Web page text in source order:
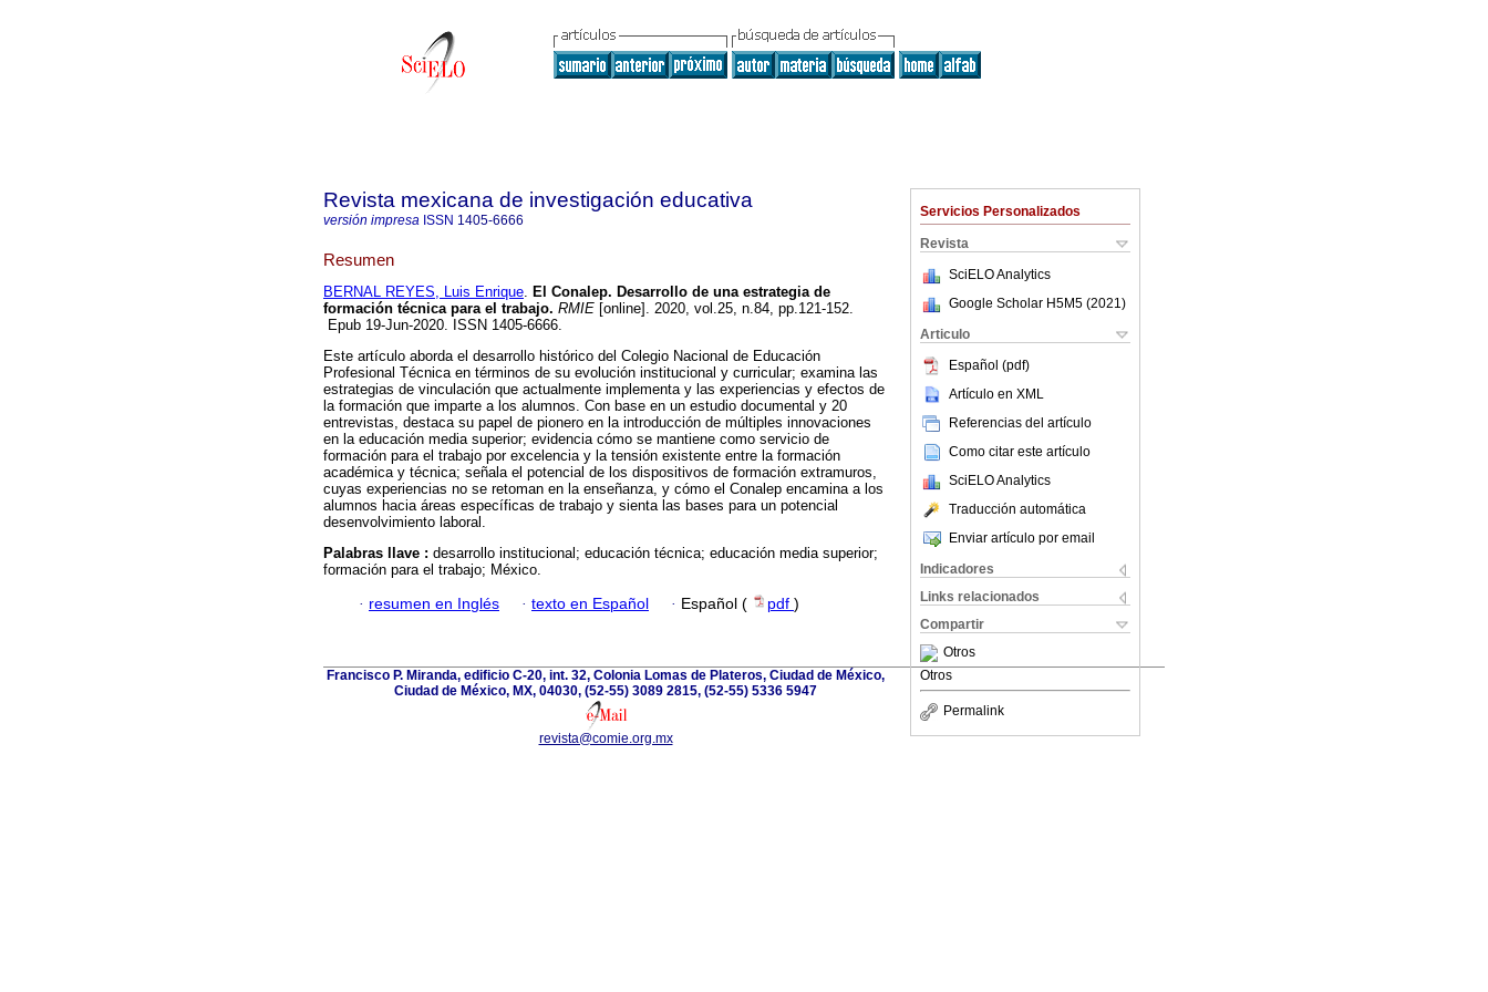
Servicios Personalizados
Revista
SciELO Analytics
Google Scholar H5M5 (2021 )
Articulo
Español (pdf)
Artículo en XML
Referencias del artículo
Como citar este artículo
SciELO Analytics
Traducción automática
Enviar artículo por email
Indicadores
Links relacionados
Compartir
Otros
Otros
Permalink
Revista mexicana de investigación educativa
versión impresa ISSN 1405-6666
Resumen
BERNAL REYES, Luis Enrique. El Conalep. Desarrollo de una estrategia de
formación técnica para el trabajo. RMIE [online]. 2020, vol.25, n.84, pp.121-152.
Epub 19-Jun-2020. ISSN 1405-6666.
Este artículo aborda el desarrollo histórico del Colegio Nacional de Educación
Profesional Técnica en términos de su evolución institucional y curricular; examina las
estrategias de vinculación que actualmente implementa y las experiencias y efectos de
la formación que imparte a los alumnos. Con base en un estudio documental y 20
entrevistas, destaca su papel de pionero en la introducción de múltiples innovaciones
en la educación media superior; evidencia cómo se mantiene como servicio de
formación para el trabajo por excelencia y la tensión existente entre la formación
académica y técnica; señala el potencial de los dispositivos de formación extramuros,
cuyas experiencias no se retoman en la enseñanza, y cómo el Conalep encamina a los
alumnos hacia áreas específicas de trabajo y sienta las bases para un potencial
desenvolvimiento laboral.
Palabras llave : desarrollo institucional; educación técnica; educación media superior;
formación para el trabajo; México.
· resumen en Inglés · texto en Español · Español ( pdf )
Francisco P. Miranda, edificio C-20, int. 32, Colonia Lomas de Plateros, Ciudad de México,
Ciudad de México, MX, 04030, (52-55) 3089 2815, (52-55) 5336 5947
revista@comie.org.mx